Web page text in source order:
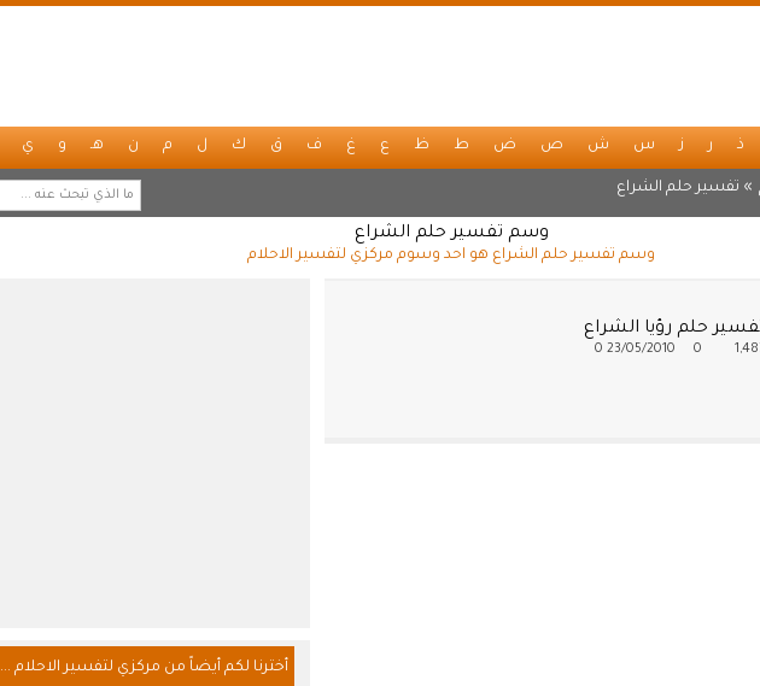
ذ ر ز س ش ص ض ط ظ ع غ ف ق ك ل م ن هـ و ي
» تفسير حلم الشراع
وسم تفسير حلم الشراع
وسم تفسير حلم الشراع هو احد وسوم مركزي لتفسير الاحلام
حلم رؤيا الشراع
23/05/2010
0
أخترنا لكم أيضاً من مركزي لتفسير الاحلام ...